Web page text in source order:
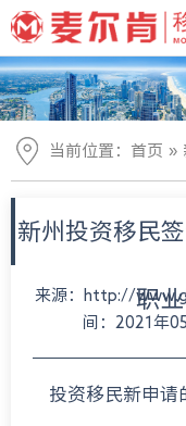
当前位置： 首页 »
新州投资移民
职
来源：http://
间：2021年
投资移民新申请